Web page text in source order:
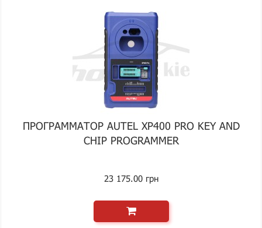
ПРОГРАММАТОР AUTEL XP400 PRO KEY AND
CHIP PROGRAMMER
23 175.00 грн